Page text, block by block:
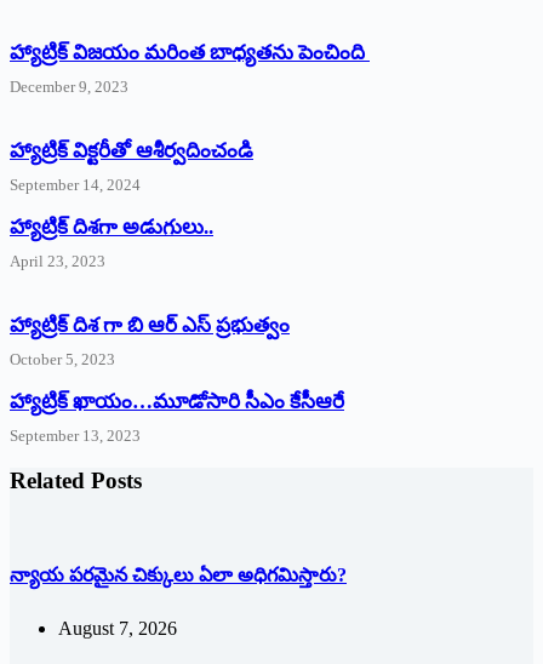
హ్యాట్రిక్ విజయం మరింత బాధ్యతను పెంచింది
December 9, 2023
హ్యాట్రిక్‌ ‌విక్టరీతో ఆశీర్వదించండి
September 14, 2024
‌హ్యాట్రిక్‌ ‌దిశగా అడుగులు..
April 23, 2023
హ్యాట్రిక్ దిశ గా బి ఆర్ ఎస్ ప్రభుత్వం
October 5, 2023
హ్యాట్రిక్‌ ‌ఖాయం…మూడోసారి సీఎం కేసీఆరే
September 13, 2023
Related Posts
న్యాయ పరమైన చిక్కులు ఏలా అధిగమిస్తారు?
August 7, 2026